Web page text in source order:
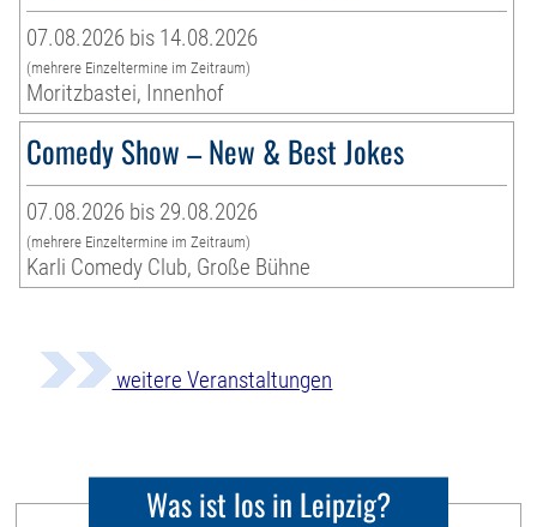
07.08.2026 bis 14.08.2026
(mehrere Einzeltermine im Zeitraum)
Moritzbastei, Innenhof
Comedy Show – New & Best Jokes
07.08.2026 bis 29.08.2026
(mehrere Einzeltermine im Zeitraum)
Karli Comedy Club, Große Bühne
weitere Veranstaltungen
Was ist los in Leipzig?